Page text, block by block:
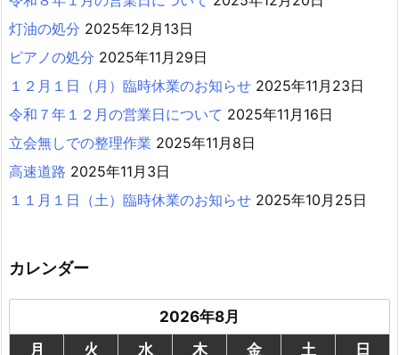
灯油の処分 2025年12月13日
ピアノの処分 2025年11月29日
１２月１日（月）臨時休業のお知らせ 2025年11月23日
令和７年１２月の営業日について 2025年11月16日
立会無しでの整理作業 2025年11月8日
高速道路 2025年11月3日
１１月１日（土）臨時休業のお知らせ 2025年10月25日
カレンダー
2026年8月
月
火 水 木 金 土 日